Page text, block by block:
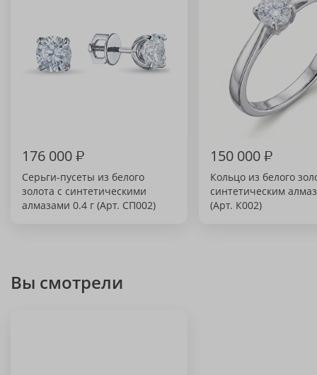
176 000₽
Серьги-пусеты из белого
золота с синтетическими
алмазами 0.4 г (Арт. СП002)
150 000₽
Кольцо из белого
синтетическим
(Арт. К002)
Вы смотрели